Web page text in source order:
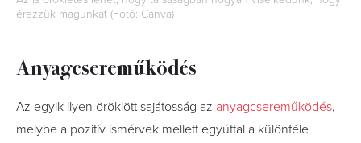
érezzük magunkat (Fotó: Canva)
Anyagcsereműködés
Az egyik ilyen öröklött sajátosság az anyagcsereműködés,
melybe a pozitív ismérvek mellett egyúttal a különféle